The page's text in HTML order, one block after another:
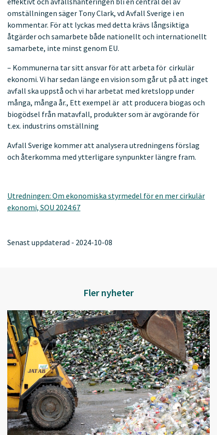
omställningen säger Tony Clark, vd Avfall Sverige i en
kommentar. För att lyckas med detta krävs långsiktiga
åtgärder och samarbete både nationellt och internationellt
samarbete, inte minst genom EU.
– Kommunerna tar sitt ansvar för att arbeta för cirkulär
ekonomi. Vi har sedan länge en vision som går ut på att inget
avfall ska uppstå och vi har arbetat med kretslopp under
många, många år., Ett exempel är att producera biogas och
biogödsel från matavfall, produkter som är avgörande för
t.ex. industrins omställning
Avfall Sverige kommer att analysera utredningens förslag
och återkomma med ytterligare synpunkter längre fram.
Utredningen: Om ekonomiska styrmedel för en mer cirkulär
ekonomi, SOU 2024:67
Senast uppdaterad - 2024-10-08
Fler nyheter